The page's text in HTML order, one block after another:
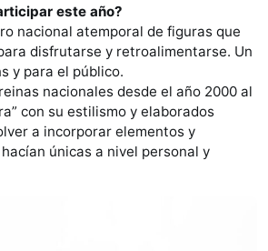
este año?
nacional atemporal de figuras que
disfrutarse y retroalimentarse. Un
y para el público.
nacionales desde el año 2000 al
con su estilismo y elaborados
a incorporar elementos y
únicas a nivel personal y